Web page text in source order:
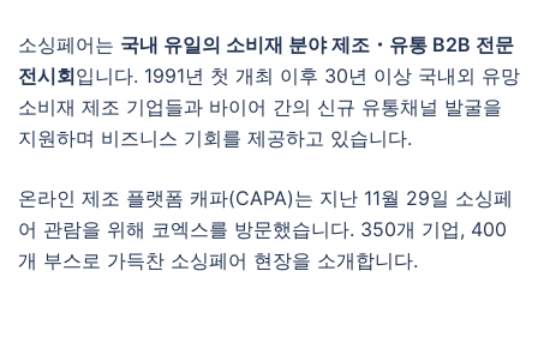
소싱페어는 국내 유일의 소비재 분야 제조・유통 B2B 전문
전시회입니다. 1991년 첫 개최 이후 30년 이상 국내외 유망
소비재 제조 기업들과 바이어 간의 신규 유통채널 발굴을
지원하며 비즈니스 기회를 제공하고 있습니다.
온라인 제조 플랫폼 캐파(CAPA)는 지난 11월 29일 소싱페
어 관람을 위해 코엑스를 방문했습니다. 350개 기업, 400
개 부스로 가득찬 소싱페어 현장을 소개합니다.